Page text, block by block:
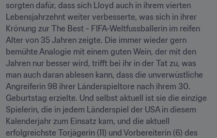
sorgten dafür, dass sich Lloyd auch in ihrem vierten
Lebensjahrzehnt weiter verbesserte, was sich in ihrer
Krönung zur The Best - FIFA-Weltfussballerin im reifen
Alter von 35 Jahren zeigte. Die immer wieder gern
bemühte Analogie mit einem guten Wein, der mit den
Jahren nur besser wird, trifft bei ihr in der Tat zu, was
man auch daran ablesen kann, dass die unverwüstliche
Angreiferin 98 ihrer Länderspieltore nach ihrem 30.
Geburtstag erzielte. Und selbst aktuell ist sie die einzige
Spielerin, die in jedem Länderspiel der USA in diesem
Kalenderjahr zum Einsatz kam, und die aktuell
erfolgreichste Torjägerin (11) und Vorbereiterin (6) des